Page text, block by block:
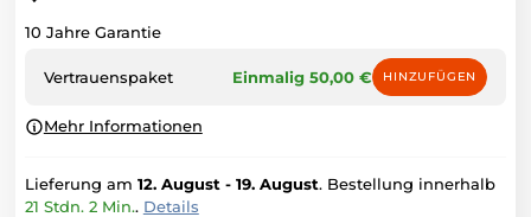
Blog
Trends und
aus der
Fahrradwelt.
10 Jahre Garantie
Vertrauenspaket Einmalig 50,00 € HINZUFÜGEN
Mehr Informationen
Lieferung am 12. August - 19. August. Bestellung innerhalb
21 Stdn. 2 Min.. Details